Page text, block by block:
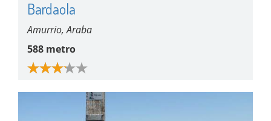
Bardaola
Amurrio, Araba
588 metro